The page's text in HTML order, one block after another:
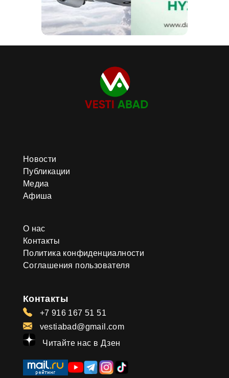
Новости
Публикации
Медиа
Афиша
О нас
Контакты
Политика конфиденциалности
Соглашения пользователя
Контакты
+7 916 167 51 51
vestiabad@gmail.com
Читайте нас в Дзен